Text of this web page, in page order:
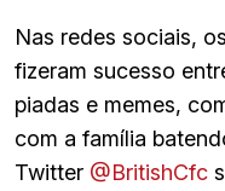
Nas redes sociais,
fizeram sucesso
piadas e memes,
com a família
Twitter @BritishCfc